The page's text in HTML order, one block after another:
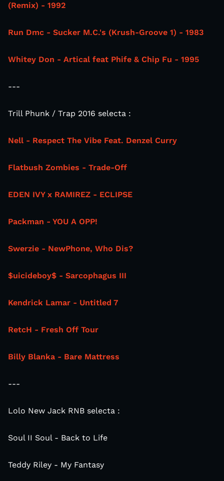
(Remix) - 1992
Run Dmc - Sucker M.C.'s (Krush-Groove 1) - 1983
Whitey Don - Artical feat Phife & Chip Fu - 1995
---
Trill Phunk / Trap 2016 selecta :
Nell - Respect The Vibe Feat. Denzel Curry
Flatbush Zombies - Trade-Off
EDEN IVY x RAMIREZ - ECLIPSE
Packman - YOU A OPP!
Swerzie - NewPhone, Who Dis?
$uicideboy$ - Sarcophagus III
Kendrick Lamar - Untitled 7
RetcH - Fresh Off Tour
Billy Blanka - Bare Mattress
---
Lolo New Jack RNB selecta :
Soul II Soul - Back to Life
Teddy Riley - My Fantasy